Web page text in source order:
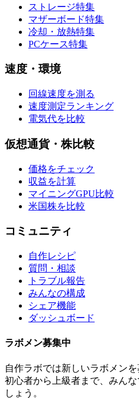
ストレージ特集
マザーボード特集
冷却・放熱特集
PCケース特集
速度・環境
回線速度を測る
速度測定ランキング
電気代を比較
仮想通貨・株比較
価格をチェック
収益を計算
マイニングGPU比較
米国株を比較
コミュニティ
自作レシピ
質問・相談
トラブル報告
みんなの構成
シェア機能
ダッシュボード
ラボメン募集中
自作ラボでは新しいラボメン
初心者から上級者まで、みん
しょう。